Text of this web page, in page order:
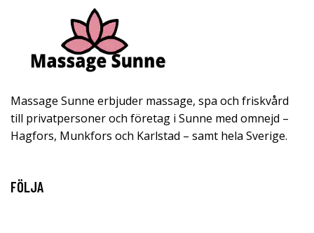
Massage Sunne erbjuder massage, spa och friskvård
till privatpersoner och företag i Sunne med omnejd –
Hagfors, Munkfors och Karlstad – samt hela Sverige.
FÖLJA